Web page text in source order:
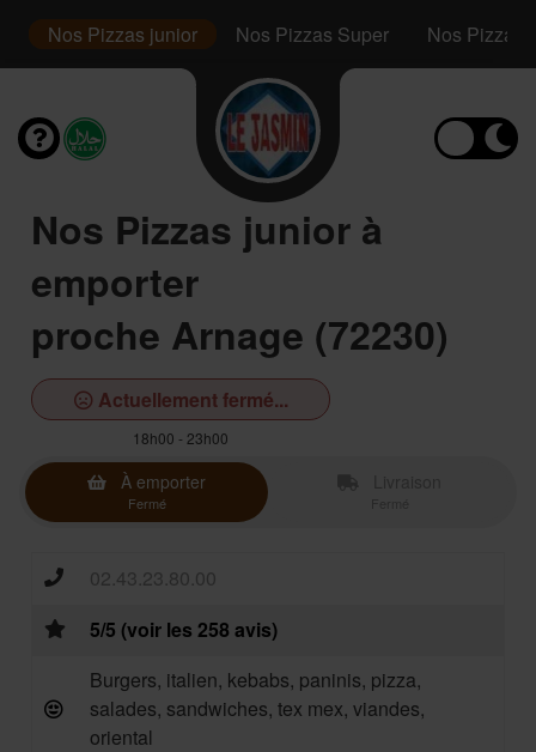
Nos Pizzas junior Nos Pizzas Super Nos Pizzas
Nos Pizzas junior à
emporter
proche Arnage (72230)
Actuellement fermé...
18h00 - 23h00
À emporter
Fermé
02.43.23.80.00
5/5 (voir les 258 avis)
Burgers, italien, kebabs, paninis, pizza,
salades, sandwiches, tex mex, viandes,
oriental